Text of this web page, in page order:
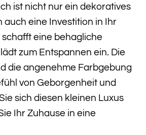
ist nicht nur ein dekoratives
auch eine Investition in Ihr
eine behagliche
zum Entspannen ein. Die
die angenehme Farbgebung
von Geborgenheit und
sich diesen kleinen Luxus
Ihr Zuhause in eine